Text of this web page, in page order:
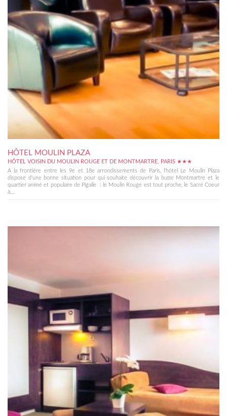
HÔTEL MOULIN PLAZA
HÔTEL VOISIN DU MOULIN ROUGE ET DE MONTMARTRE, PARIS ★★★
A la frontière entre les 9e et 18e arrondissements de Paris, l'hôtel Le Moulin Plaza
dispose d'une bonne situation pour qui souhaite découvrir la butte Montmartre et le
quartier animé et populaire de Pigalle : le Moulin Rouge est tout proche, le Sacré Coeur
à...